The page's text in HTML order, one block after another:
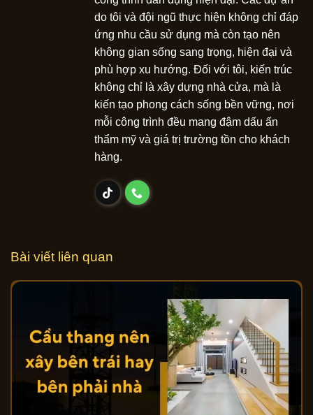
do tôi và đội ngũ thực hiện không chỉ đáp
ứng nhu cầu sử dụng mà còn tạo nên
không gian sống sang trọng, hiện đại và
phù hợp xu hướng. Đối với tôi, kiến trúc
không chỉ là xây dựng nhà cửa, mà là
kiến tạo phong cách sống bền vững, nơi
mỗi công trình đều mang đậm dấu ấn
thẩm mỹ và giá trị trường tồn cho khách
hàng.
Bài viết liên quan